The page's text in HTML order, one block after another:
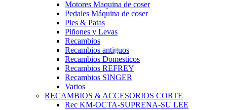
Motores Maquina de coser
Pedales Máquina de coser
Pies & Patas
Piñones y Levas
Recambios
Recambios antiguos
Recambios Domesticos
Recambios REFREY
Recambios SINGER
Varios
RECAMBIOS & ACCESORIOS CORTE
Rec KM-OCTA-SUPRENA-SU LEE